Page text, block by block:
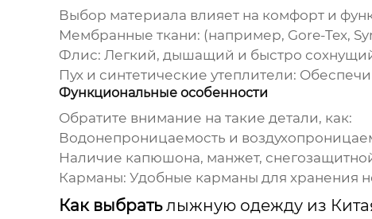
Выбор материала влияет на комфорт и
Мембранные ткани: (например, Gore-Tex,
Флис: Легкий, дышащий и быстро
Пух и синтетические утеплители:
Функциональные особенности
Обратите внимание на такие детали, как:
Водонепроницаемость и
Наличие капюшона, манжет,
Карманы: Удобные карманы для хранения
Как выбратьлыжную одежду из